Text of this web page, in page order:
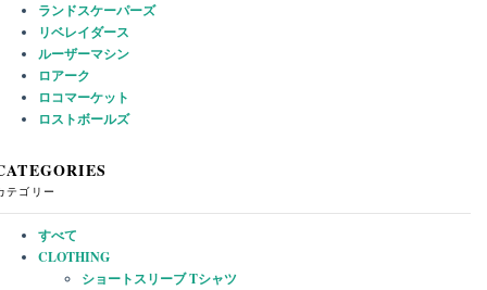
ランドスケーパーズ
リベレイダース
ルーザーマシン
ロアーク
ロコマーケット
ロストボールズ
テゴリー
すべて
CLOTHING
ショートスリーブ Tシャツ